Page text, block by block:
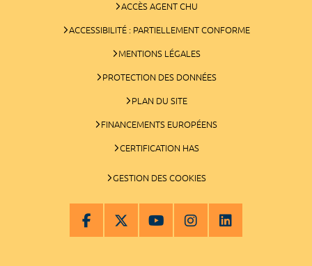
ACCÈS AGENT CHU
ACCESSIBILITÉ : PARTIELLEMENT CONFORME
MENTIONS LÉGALES
PROTECTION DES DONNÉES
PLAN DU SITE
FINANCEMENTS EUROPÉENS
CERTIFICATION HAS
GESTION DES COOKIES